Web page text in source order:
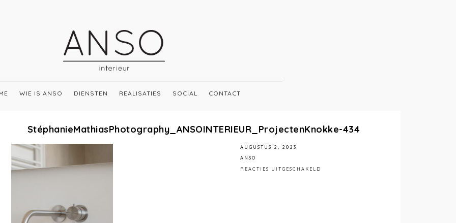
WIE IS ANSO DIENSTEN REALISATIES SOCIAL CONTACT
StéphanieMathiasPhotography_ANSOINTERIEUR_ProjectenKnokke-434
AUGUSTUS 2, 2023
ANSO
REACTIES UITGESCHAKELD